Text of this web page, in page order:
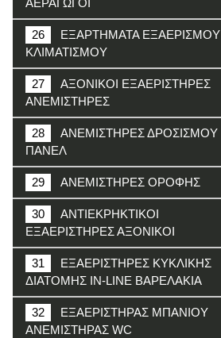
ΑΕΡΑΓΩΓΟΙ
26
ΕΞΑΡΤΗΜΑΤΑ ΕΞΑΕΡΙΣΜΟΥ
ΚΛΙΜΑΤΙΣΜΟΥ
27
ΑΞΟΝΙΚΟΙ ΕΞΑΕΡΙΣΤΗΡΕΣ
ΑΝΕΜΙΣΤΗΡΕΣ
28
ΑΝΕΜΙΣΤΗΡΕΣ ΔΡΟΣΙΣΜΟΥ
ΠΑΝΕΛ
29 ΑΝΕΜΙΣΤΗΡΕΣ ΟΡΟΦΗΣ
30
ΑΝΤΙΕΚΡΗΚΤΙΚΟΙ
ΕΞΑΕΡΙΣΤΗΡΕΣ ΑΞΟΝΙΚΟΙ
31
ΕΞΑΕΡΙΣΤΗΡΕΣ ΚΥΚΛΙΚΗΣ
ΔΙΑΤΟΜΗΣ IN-LINE ΒΑΡΕΛΑΚΙΑ
32
ΕΞΑΕΡΙΣΤΗΡΑΣ ΜΠΑΝΙΟΥ
ΑΝΕΜΙΣΤΗΡΑΣ WC